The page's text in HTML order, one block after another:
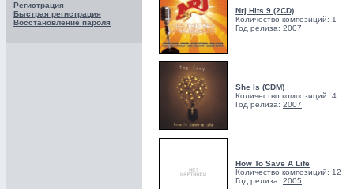
Регистрация
Быстрая регистрация
Восстановление пароля
Nrj Hits 9 (2CD)
Количество композиций: 1
Год релиза: 2007
She Is (CDM)
Количество композиций: 4
Год релиза: 2007
How To Save A Life
Количество композиций: 12
Год релиза: 2005